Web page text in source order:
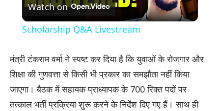
Video
Watch on
Scholarship Q&A Livestream
मंत्री टंकराम वर्मा ने स्पष्ट कर दिया है कि युवाओं के रोजगार और
शिक्षा की गुणवत्ता से किसी भी प्रकार का समझौता नहीं किया
जाएगा। बैठक में सहायक प्राध्यापक के 700 रिक्त पदों पर
तत्काल भर्ती प्रक्रिया शुरू करने के निर्देश दिए गए हैं। साथ ही